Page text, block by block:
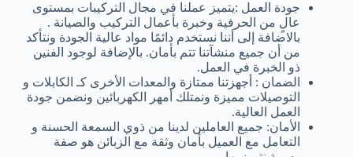
جودة العمل :يتميز عملنا في مجال التركيبات بمستوى
عالٍ من الحرفية وخبرة بأعمال التركيب والصيانة .
بالاضافة إلى أننا نستخدم دائمًا مواد عالية الجودة ونتأكد
من أن جميع منشآتنا تتم بأمان. بالإضافة لوجود الفنين
ذو الخبرة في العمل.
الضمان : أجهزتنا ممتازة والمعدات الأخرى كـ الكابلات و
التوصيلات مميزة ونمتلك أمهر الكهربائين ونضمن جودة
العمل العالية.
الأمان: جميع العاملين لدينا من ذوي السمعة الحسنة و
التعامل مع العميل بأمان وثقة مع الزبائن هو صفة